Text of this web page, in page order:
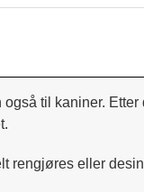
til kaniner.
rengjøres eller